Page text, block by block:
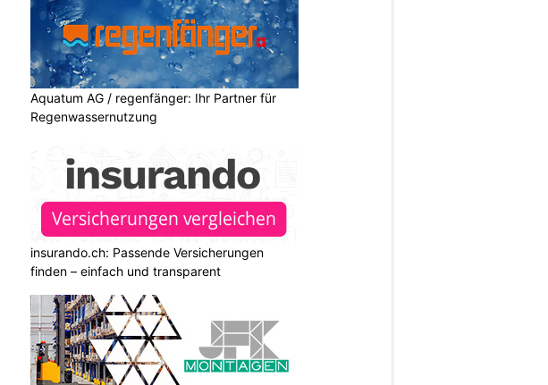
Aquatum AG / regenfänger: Ihr Partner für
Regenwassernutzung
insurando.ch: Passende Versicherungen
finden – einfach und transparent